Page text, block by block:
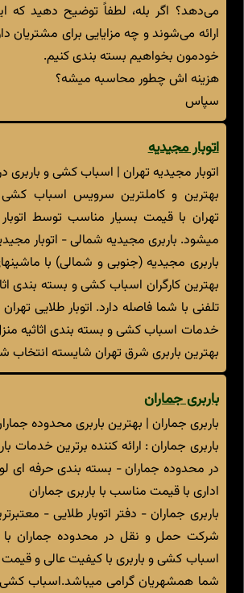
می‌دهد؟ اگر بله، لطفاً توضیح دهید که
ارائه می‌شوند و چه مزایایی برای مشتریان
خودمون بخواهیم بسته بندی کنیم.
هزینه اش چطور محاسبه میشه؟
سپاس
اتوبار مجیدیه
اتوبار مجیدیه تهران | اسباب کشی و باربری
بهترین و کاملترین سرویس اسباب کشی
تهران با قیمت بسیار مناسب توسط اتوبار
میشود. باربری مجیدیه شمالی - اتوبار
باربری مجیدیه (جنوبی و شمالی) با
بهترین کارگران اسباب کشی و بسته بندی
تلفنی با شما فاصله دارد. اتوبار طلایی
خدمات اسباب کشی و بسته بندی اثاثیه
بهترین باربری شرق تهران شایسته
باربری جماران
باربری جماران | بهترین باربری محدوده جماران |
باربری جماران : ارائه کننده برترین خدمات
در محدوده جماران - بسته بندی حرفه ای
اداری با قیمت مناسب با باربری جماران
باربری جماران - دفتر اتوبار طلایی -
شرکت حمل و نقل در محدوده جماران با
اسباب کشی و باربری با کیفیت عالی و
شما همشهریان گرامی میباشد.اسباب کشی